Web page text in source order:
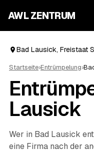
AWL ZENTRUM
Bad Lausick, Freistaat
Startseite›Entrümpelung›
Lausick
Wer in Bad Lausick
eine Firma nach der